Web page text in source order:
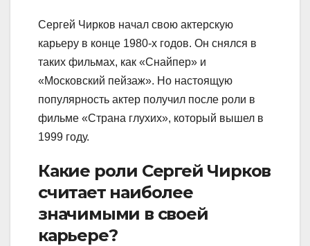
Сергей Чирков начал свою актерскую
карьеру в конце 1980-х годов. Он снялся в
таких фильмах, как «Снайпер» и
«Московский пейзаж». Но настоящую
популярность актер получил после роли в
фильме «Страна глухих», который вышел в
1999 году.
Какие роли Сергей Чирков
считает наиболее
значимыми в своей
карьере?